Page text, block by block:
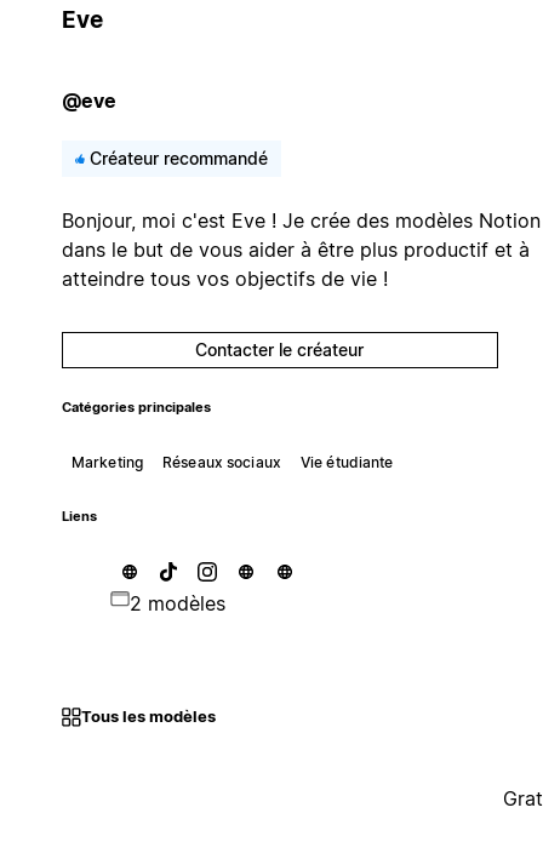
Eve
@eve
Créateur recommandé
Bonjour, moi c'est Eve ! Je crée des modèles Notion
dans le but de vous aider à être plus productif et à
atteindre tous vos objectifs de vie !
Contacter le créateur
Catégories principales
Marketing Réseaux sociaux Vie étudiante
Liens
2 modèles
Tous les modèles